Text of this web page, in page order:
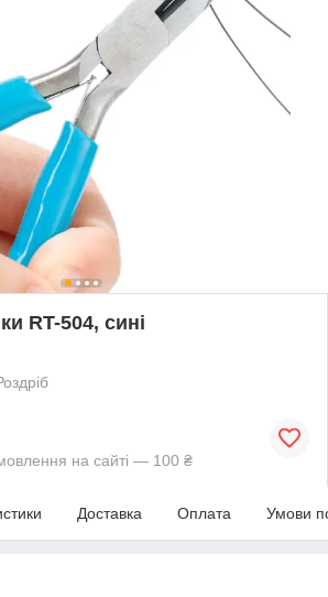
RT-504, сині
на сайті — 100 ₴
Доставка Оплата Умови